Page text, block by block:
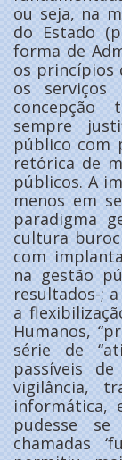
ou seja, na
do Estado
forma de
os princípios
os serviços
concepção
sempre
público com
retórica de
públicos. A
menos em
paradigma
cultura
com
na gestão
resultados-;
a
Humanos,
série de
passíveis
vigilância,
informática,
pudesse se
chamadas